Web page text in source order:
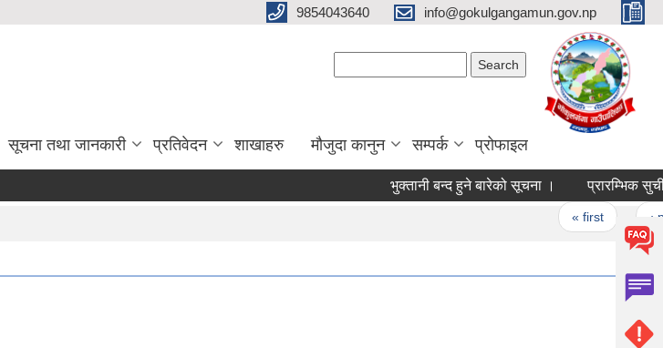
9854043640 info@gokulgangamun.gov.np
सूचना तथा जानकारी प्रतिवेदन शाखाहरु मौजुदा कानुन सम्पर्क प्रोफाइल
भुक्तानी बन्द हुने बारेको सूचना । प्रारम्भिक सुची
« first ‹